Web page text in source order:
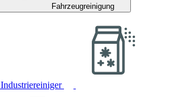
Fahrzeugreinigung
Industriereiniger